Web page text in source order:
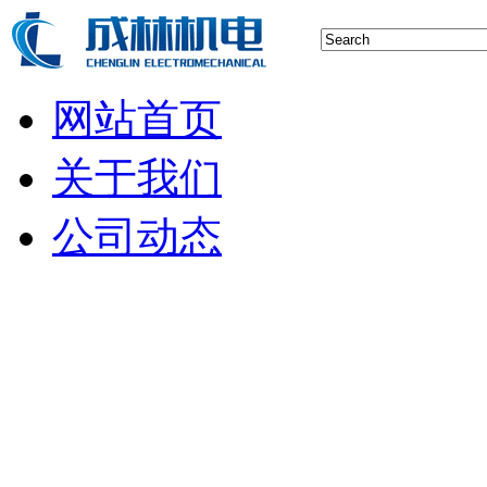
网站首页
关于我们
公司动态